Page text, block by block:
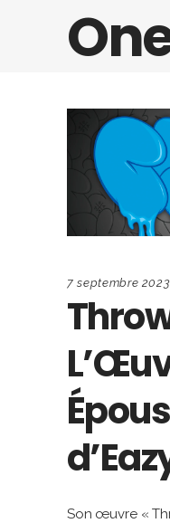
7 septembre 2023
Son œuvre «